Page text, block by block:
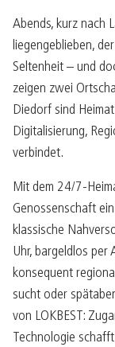
Abends, kurz nach
liegengeblieben,
Seltenheit – und
zeigen zwei
Diedorf sind
Digitalisierung,
verbindet.
Mit dem 24/7-
Genossenschaft
klassische
Uhr, bargeldlos per
konsequent
sucht oder
von LOKBEST:
Technologie